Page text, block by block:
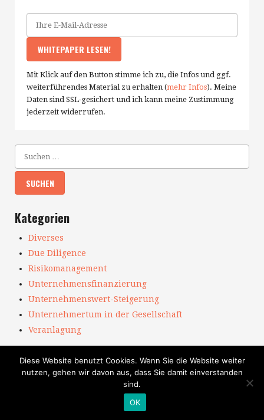
Mit Klick auf den Button stimme ich zu, die Infos und ggf.
weiterführendes Material zu erhalten (mehr Infos). Meine
Daten sind SSL-gesichert und ich kann meine Zustimmung
jederzeit widerrufen.
Kategorien
Diverses
Due Diligence
Risikomanagement
Unternehmensfinanzierung
Unternehmenswert-Steigerung
Unternehmertum in der Gesellschaft
Veranlagung
Neueste Beiträge
Private Debt als Finanzierungs- und
Anlageinstrument. Aktueller denn je.
Anleihen für KMU bieten vielfältige Chancen.
Diese Website benutzt Cookies. Wenn Sie die Website weiter
nutzen, gehen wir davon aus, dass Sie damit einverstanden
sind.
OK